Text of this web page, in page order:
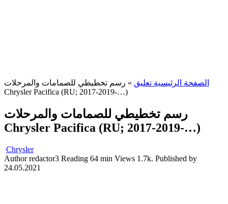
الصفحة الرئيسية تعليق » رسم تخطيطي للصمامات والمرحلات
Chrysler Pacifica (RU; 2017-2019-…)
رسم تخطيطي للصمامات والمرحلات
Chrysler Pacifica (RU; 2017-2019-…)
Chrysler
Author redactor3 Reading 64 min Views 1.7k. Published by
24.05.2021